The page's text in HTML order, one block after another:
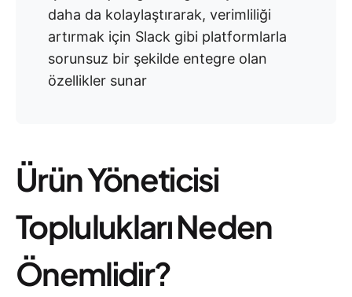
daha da kolaylaştırarak, verimliliği
artırmak için Slack gibi platformlarla
sorunsuz bir şekilde entegre olan
özellikler sunar
Ürün Yöneticisi
Toplulukları Neden
Önemlidir?